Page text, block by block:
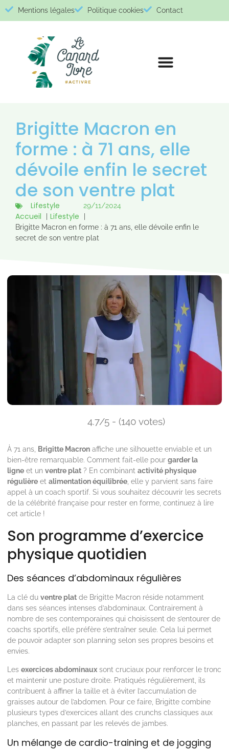
Mentions légales Politique cookies Contact
Brigitte Macron en
forme : à 71 ans, elle
dévoile enfin le secret
de son ventre plat
Lifestyle 29/11/2024
Accueil Lifestyle
Brigitte Macron en forme : à 71 ans, elle dévoile enfin le
secret de son ventre plat
4.7/5 - (140 votes)
À 71 ans, Brigitte Macron affiche une silhouette enviable et un
bien-être remarquable. Comment fait-elle pour garder la
ligne et un ventre plat ? En combinant activité physique
régulière et alimentation équilibrée , elle y parvient sans faire
appel à un coach sportif. Si vous souhaitez découvrir les secrets
de la célébrité française pour rester en forme, continuez à lire
cet article !
Son programme d’exercice
physique quotidien
Des séances d’abdominaux régulières
La clé du ventre plat de Brigitte Macron réside notamment
dans ses séances intenses d’abdominaux. Contrairement à
nombre de ses contemporaines qui choisissent de s’entourer de
coachs sportifs, elle préfère s’entraîner seule. Cela lui permet
de pouvoir adapter son planning selon ses propres besoins et
envies.
Les exercices abdominaux sont cruciaux pour renforcer le tronc
et maintenir une posture droite. Pratiqués régulièrement, ils
contribuent à affiner la taille et à éviter l’accumulation de
graisses autour de l’abdomen. Pour ce faire, Brigitte combine
plusieurs types d’exercices allant des crunchs classiques aux
planches, en passant par les relevés de jambes.
Un mélange de cardio-training et de jogging